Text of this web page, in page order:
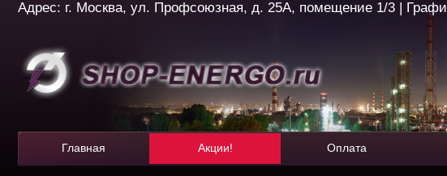
Адрес: г. Москва, ул. Профсоюзная, д. 25А, помещение 1/3 |
Главная Акции! Оплата